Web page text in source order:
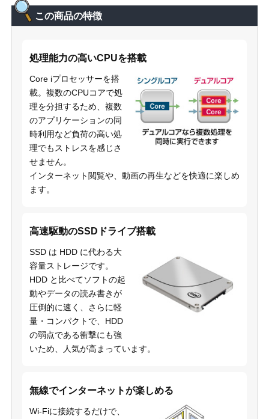
この商品の特徴
処理能力の高いCPUを搭載
Core iプロセッサーを搭
載。複数のCPUコアで処
理を分担するため、複数
のアプリケーションの同
時利用など負荷の高い処
理でもストレスを感じさ
せません。
インターネット閲覧や、動画の再生などを快適に楽しめ
ます。
高速駆動のSSDドライブ搭載
SSD は HDD に代わる大
容量ストレージです。
HDD と比べてソフトの起
動やデータの読み書きが
圧倒的に速く、さらに軽
量・コンパクトで、HDD
の弱点である衝撃にも強
いため、人気が高まっています。
無線でインターネットが楽しめる
Wi-Fiに接続するだけで、